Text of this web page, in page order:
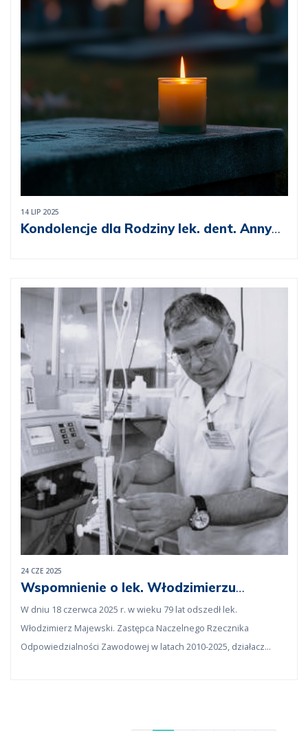
14 LIP 2025
Kondolencje dla Rodziny lek. dent. Anny
24 CZE 2025
Wspomnienie o lek. Włodzimierzu
W dniu 18 czerwca 2025 r. w wieku 79 lat odszedł lek.
Włodzimierz Majewski. Zastępca Naczelnego Rzecznika
Odpowiedzialności Zawodowej w latach 2010-2025, działacz